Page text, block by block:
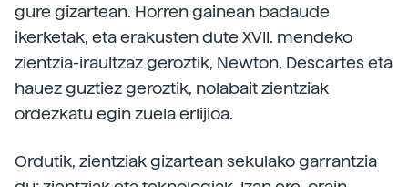
gure gizartean. Horren gainean badaude
ikerketak, eta erakusten dute XVII. mendeko
zientzia-iraultzaz geroztik, Newton, Descartes eta
hauez guztiez geroztik, nolabait zientziak
ordezkatu egin zuela erlijioa.
Ordutik, zientziak gizartean sekulako garrantzia